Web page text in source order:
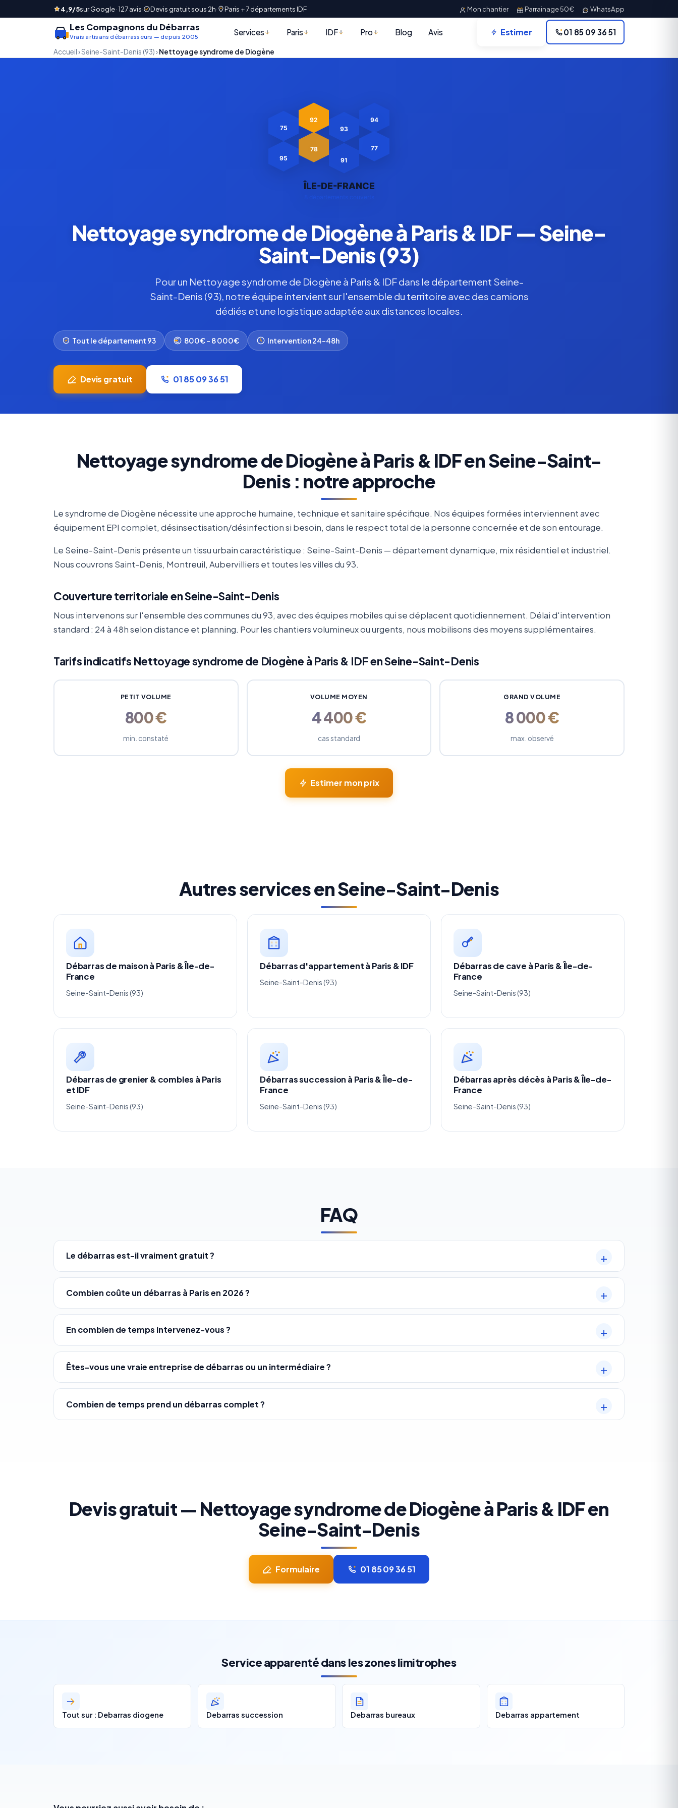
4,9/5sur Google · 127 avis· Devis gratuit sous 2h· Paris + 7 départements IDF Mon chantier Parrainage 50€ WhatsApp
Les Compagnons du Débarras
Vrais artisans débarrasseurs — depuis 2005 Services Paris IDF Pro Blog Avis Estimer 01 85 09 36 51
Accueil›Seine-Saint-Denis (93)›Nettoyage syndrome de Diogène
75
92
93
94
95
78
91
77
ÎLE-DE-FRANCE
8 départements couverts
Nettoyage syndrome de Diogène à Paris & IDF — Seine-
Saint-Denis (93)
Pour un Nettoyage syndrome de Diogène à Paris & IDF dans le département Seine-
Saint-Denis (93), notre équipe intervient sur l'ensemble du territoire avec des camions
dédiés et une logistique adaptée aux distances locales.
Tout le département 93 800€ – 8 000€ Intervention 24-48h
Devis gratuit 01 85 09 36 51
Nettoyage syndrome de Diogène à Paris & IDF en Seine-Saint-
Denis : notre approche
Le syndrome de Diogène nécessite une approche humaine, technique et sanitaire spécifique. Nos équipes formées interviennent avec
équipement EPI complet, désinsectisation/désinfection si besoin, dans le respect total de la personne concernée et de son entourage.
Le Seine-Saint-Denis présente un tissu urbain caractéristique : Seine-Saint-Denis — département dynamique, mix résidentiel et industriel.
Nous couvrons Saint-Denis, Montreuil, Aubervilliers et toutes les villes du 93.
Couverture territoriale en Seine-Saint-Denis
Nous intervenons sur l'ensemble des communes du 93, avec des équipes mobiles qui se déplacent quotidiennement. Délai d'intervention
standard : 24 à 48h selon distance et planning. Pour les chantiers volumineux ou urgents, nous mobilisons des moyens supplémentaires.
Tarifs indicatifs Nettoyage syndrome de Diogène à Paris & IDF en Seine-Saint-Denis
PETIT VOLUME
800 €
min. constaté
VOLUME MOYEN
4 400 €
cas standard
GRAND VOLUME
8 000 €
max. observé
Estimer mon prix
Autres services en Seine-Saint-Denis
Débarras de maison à Paris & Île-de-
France
Seine-Saint-Denis (93)
Débarras d'appartement à Paris & IDF
Seine-Saint-Denis (93)
Débarras de cave à Paris & Île-de-
France
Seine-Saint-Denis (93)
Débarras de grenier & combles à Paris
et IDF
Seine-Saint-Denis (93)
Débarras succession à Paris & Île-de-
France
Seine-Saint-Denis (93)
Débarras après décès à Paris & Île-de-
France
Seine-Saint-Denis (93)
FAQ
Le débarras est-il vraiment gratuit ?
Combien coûte un débarras à Paris en 2026 ?
En combien de temps intervenez-vous ?
Êtes-vous une vraie entreprise de débarras ou un intermédiaire ?
Combien de temps prend un débarras complet ?
Devis gratuit — Nettoyage syndrome de Diogène à Paris & IDF en
Seine-Saint-Denis
Formulaire 01 85 09 36 51
Service apparenté dans les zones limitrophes
Tout sur : Debarras diogene Debarras succession Debarras bureaux Debarras appartement